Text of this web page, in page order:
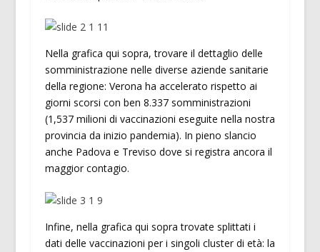
Nella grafica qui sopra, trovare il dettaglio delle
somministrazione nelle diverse aziende sanitarie
della regione: Verona ha accelerato rispetto ai
giorni scorsi con ben 8.337 somministrazioni
(1,537 milioni di vaccinazioni eseguite nella nostra
provincia da inizio pandemia). In pieno slancio
anche Padova e Treviso dove si registra ancora il
maggior contagio.
Infine, nella grafica qui sopra trovate splittati i
dati delle vaccinazioni per i singoli cluster di età: la